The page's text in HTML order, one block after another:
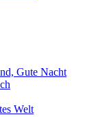
Gute Nacht
Welt